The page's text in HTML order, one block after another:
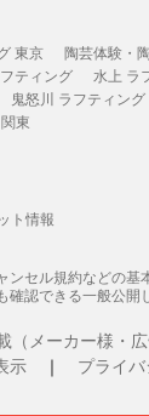
東京 陶芸体験・
ティング 水上 ラ
鬼怒川 ラフティング
東
ト情報
セル規約などの
認できる一般公開
（メーカー様・
示
プライ